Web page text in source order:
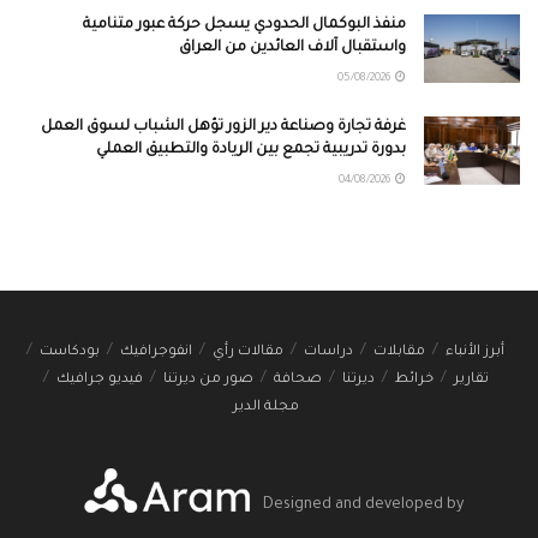
منفذ البوكمال الحدودي يسجل حركة عبور متنامية
واستقبال آلاف العائدين من العراق
غرفة تجارة وصناعة دير الزور تؤهل الشباب لسوق العمل
بدورة تدريبية تجمع بين الريادة والتطبيق العملي
أبرز الأنباء مقابلات دراسات مقالات رأي انفوجرافيك
بودكاست
تقارير
خرائط ديرتنا صحافة صور من ديرتنا
فيديو جرافيك
مجلة الدير
Designed and developed by